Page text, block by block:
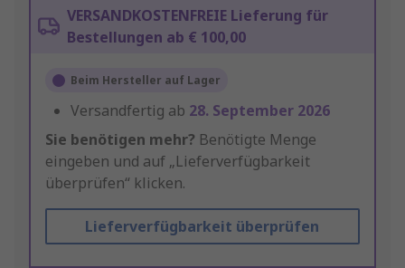
VERSANDKOSTENFREIE Lieferung für
Bestellungen ab € 100,00
Beim Hersteller auf Lager
Versandfertig ab 28. September 2026
Sie benötigen mehr? Benötigte Menge
eingeben und auf „Lieferverfügbarkeit
überprüfen“ klicken.
Lieferverfügbarkeit überprüfen